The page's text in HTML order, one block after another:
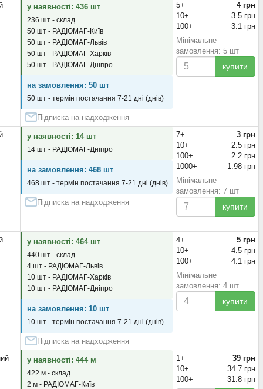
у наявності: 436 шт
236 шт - склад
50 шт - РАДІОМАГ-Київ
50 шт - РАДІОМАГ-Львів
50 шт - РАДІОМАГ-Харків
50 шт - РАДІОМАГ-Дніпро
на замовлення: 50 шт
50 шт - термін постачання 7-21 дні (днів)
Підписка на надходження
5+
4 грн
10+
3.5 грн
100+
3.1 грн
Мінімальне
замовлення: 5 шт
купити
у наявності: 14 шт
14 шт - РАДІОМАГ-Дніпро
на замовлення: 468 шт
468 шт - термін постачання 7-21 дні (днів)
Підписка на надходження
7+
3 грн
10+
2.5 грн
100+
2.2 грн
1000+
1.98 грн
Мінімальне
замовлення: 7 шт
купити
у наявності: 464 шт
440 шт - склад
4 шт - РАДІОМАГ-Львів
10 шт - РАДІОМАГ-Харків
10 шт - РАДІОМАГ-Дніпро
на замовлення: 10 шт
10 шт - термін постачання 7-21 дні (днів)
Підписка на надходження
4+
5 грн
10+
4.5 грн
100+
4.1 грн
Мінімальне
замовлення: 4 шт
купити
у наявності: 444 м
422 м - склад
2 м - РАДІОМАГ-Київ
1+
39 грн
10+
34.7 грн
100+
31.8 грн